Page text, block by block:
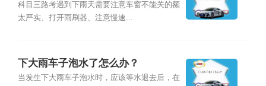
科目三路考遇到下雨天需要注意车窗不能关的额
太严实、打开雨刷器、注意慢速...
下大雨车子泡水了怎么办？
当发生下大雨车子泡水时，应该等水退去后，在